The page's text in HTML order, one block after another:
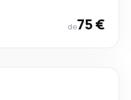
de75 €